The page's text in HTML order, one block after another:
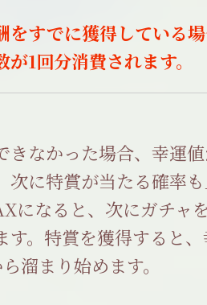
すでに獲得している
が1回分消費されます。
きなかった場合、幸運
次に特賞が当たる確率
になると、次にガチャ
す。特賞を獲得すると
溜まり始めます。